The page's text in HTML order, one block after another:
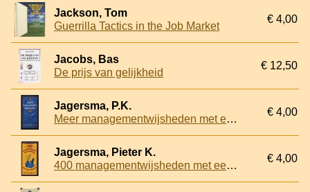
Jackson, Tom
Guerrilla Tactics in the Job Market
€ 4,00
Jacobs, Bas
De prijs van gelijkheid
€ 12,50
Jagersma, P.K.
Meer managementwijsheden met een knipoog
€ 4,00
Jagersma, Pieter K.
400 managementwijsheden met een knipoog
€ 4,00